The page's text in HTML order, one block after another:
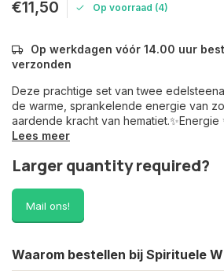
€11,50 Op voorraad (4)
Op werkdagen vóór 14.00 uur
verzonden
Deze prachtige set van twee
de warme, sprankelende energie van
aardende kracht van hematiet.✨Energie
Lees meer
Larger quantity required?
Mail ons!
Waarom bestellen bij Spirituele